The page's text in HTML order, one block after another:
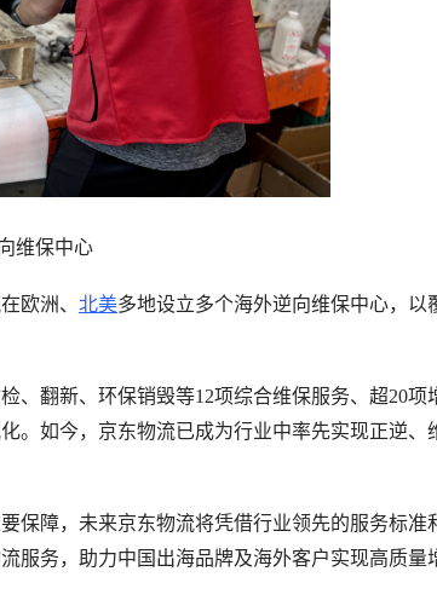
维保中心
欧洲、 北美多地设立多个海外逆向维保中心，以
、翻新、环保销毁等12项综合维保服务、超20项
。如今，京东物流已成为行业中率先实现正逆、
保障，未来京东物流将凭借行业领先的服务标准
服务，助力中国出海品牌及海外客户实现高质量